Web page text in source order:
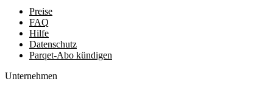
Preise
FAQ
Hilfe
Datenschutz
Parqet-Abo kündigen
Unternehmen